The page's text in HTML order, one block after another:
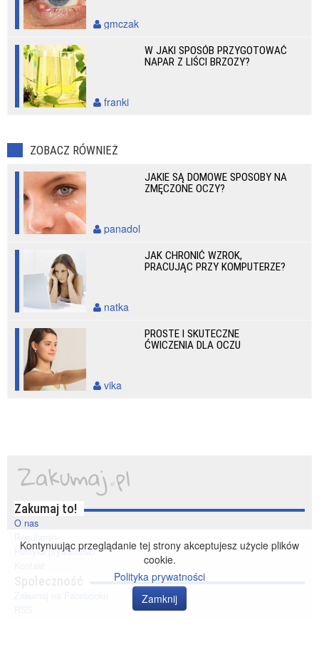
gmczak
W JAKI SPOSÓB PRZYGOTOWAĆ
NAPAR Z LIŚCI BRZOZY?
franki
ZOBACZ RÓWNIEŻ
JAKIE SĄ DOMOWE SPOSOBY NA
ZMĘCZONE OCZY?
panadol
JAK CHRONIĆ WZROK,
PRACUJĄC PRZY KOMPUTERZE?
natka
PROSTE I SKUTECZNE
ĆWICZENIA DLA OCZU
vika
Zakumaj to!
O nas
Polityka prywatności
Kontynuując przeglądanie tej strony akceptujesz użycie plików
cookie.
Polityka prywatności
Zamknij